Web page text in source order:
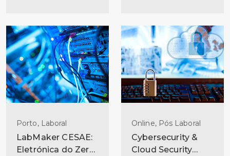
Porto, Laboral
LabMaker CESAE:
Eletrónica do Zero
Online, Pós Laboral
Cybersecurity &
Cloud Security